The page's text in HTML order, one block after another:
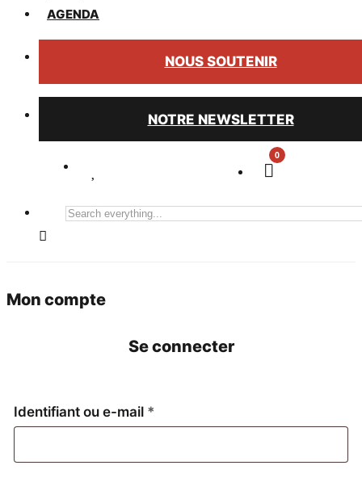
AGENDA
NOUS SOUTENIR
NOTRE NEWSLETTER
0
Search
Mon compte
Se connecter
Identifiant ou e-mail *